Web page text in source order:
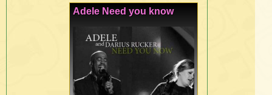
Adele Need you know